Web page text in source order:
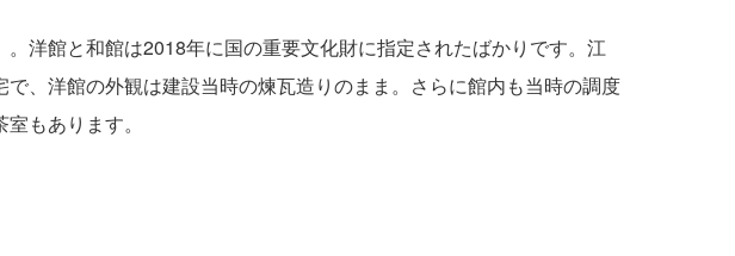
洋館と和館は2018年に国の重要文化財に指定されたばかりです。江
、洋館の外観は建設当時の煉瓦造りのまま。さらに館内も当時の調度
もあります。